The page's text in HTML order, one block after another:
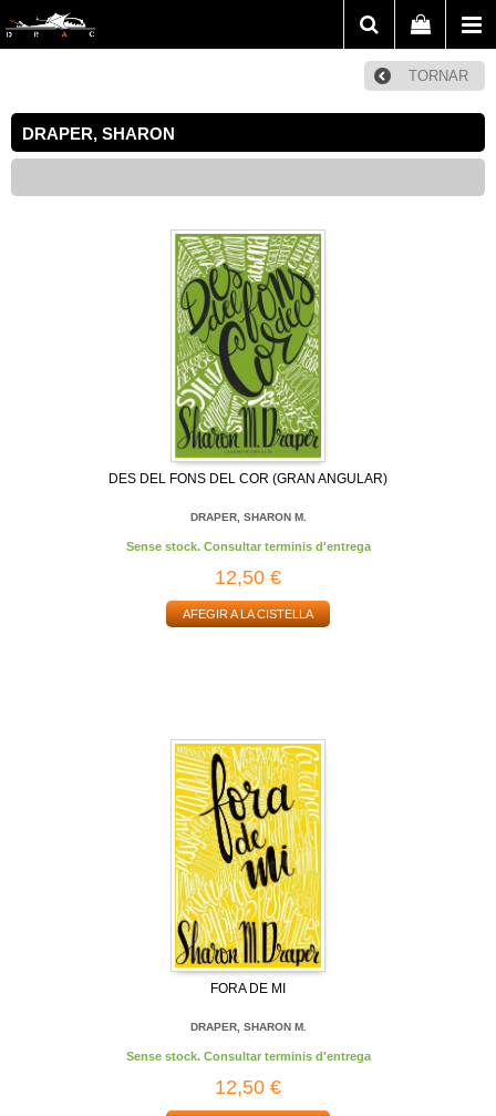
TORNAR
DRAPER, SHARON
DES DEL FONS DEL COR (GRAN ANGULAR)
DRAPER, SHARON M.
Sense stock. Consultar terminis d'entrega
12,50 €
AFEGIR A LA CISTELLA
FORA DE MI
DRAPER, SHARON M.
Sense stock. Consultar terminis d'entrega
12,50 €